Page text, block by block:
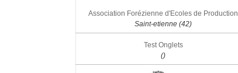
Association Forézienne d'Ecoles de Production
Saint-etienne (42)
Test Onglets
()